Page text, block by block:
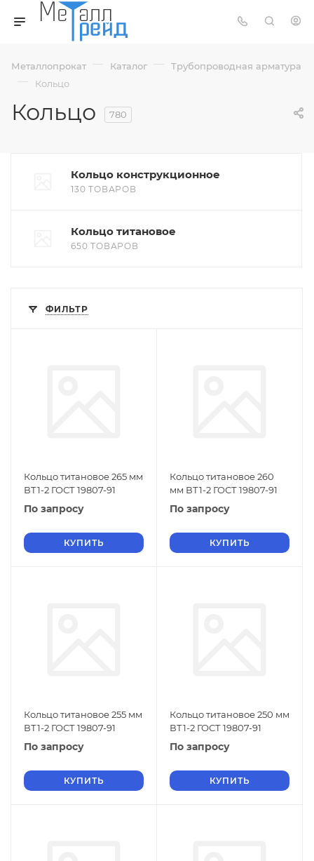
Металлопрокат — Каталог — Трубопроводная арматура
— Кольцо
Кольцо 780
Кольцо конструкционное
130 ТОВАРОВ
Кольцо титановое
650 ТОВАРОВ
ФИЛЬТР
Кольцо титановое 265 мм
ВТ1-2 ГОСТ 19807-91
По запросу
КУПИТЬ
Кольцо титановое 260
мм ВТ1-2 ГОСТ 19807-91
По запросу
КУПИТЬ
Кольцо титановое 255 мм
ВТ1-2 ГОСТ 19807-91
По запросу
КУПИТЬ
Кольцо титановое 250 мм
ВТ1-2 ГОСТ 19807-91
По запросу
КУПИТЬ